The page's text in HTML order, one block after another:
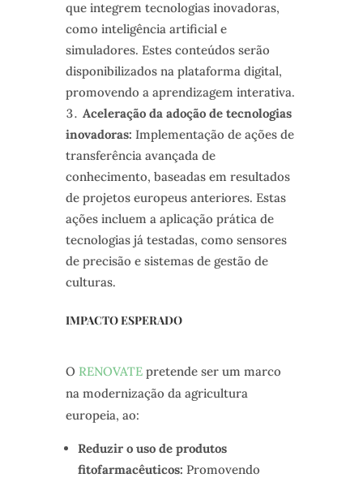
que integrem tecnologias inovadoras,
como inteligência artificial e
simuladores. Estes conteúdos serão
disponibilizados na plataforma digital,
promovendo a aprendizagem interativa.
Aceleração da adoção de tecnologias
inovadoras: Implementação de ações de
transferência avançada de
conhecimento, baseadas em resultados
de projetos europeus anteriores. Estas
ações incluem a aplicação prática de
tecnologias já testadas, como sensores
de precisão e sistemas de gestão de
culturas.
IMPACTO ESPERADO
O RENOVATEpretende ser um marco
na modernização da agricultura
europeia, ao:
Reduzir o uso de produtos
fitofarmacêuticos: Promovendo